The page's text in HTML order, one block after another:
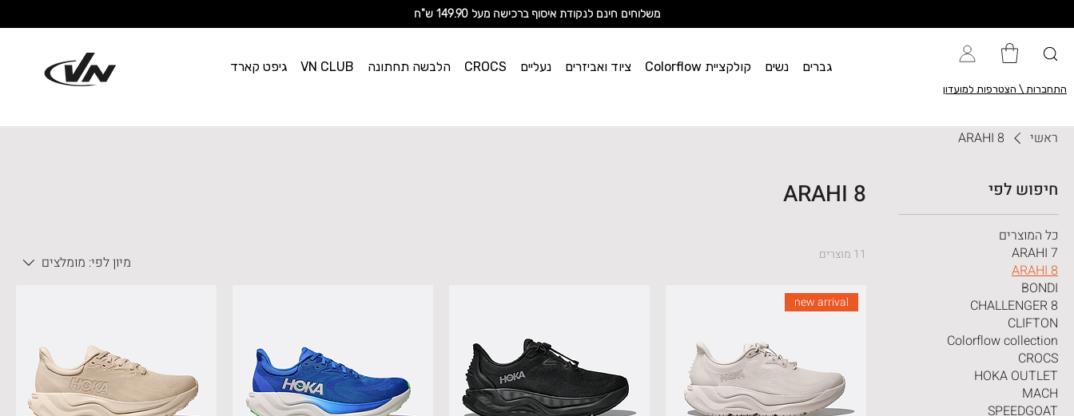
משלוחים חינם לנקודת איסוף ברכישה מעל 149.90 ש"ח
וי אן
גברים נשים קולקציית Colorflow ציוד ואביזרים נעליים CROCS הלבשה תחתונה VN CLUB גיפט קארד
התחברות \ הצטרפות למועדון
ראשי ARAHI 8
חיפוש לפי
כל המוצרים
ARAHI 7
ARAHI 8
BONDI
CHALLENGER 8
CLIFTON
Colorflow collection
CROCS
HOKA OUTLET
MACH
SPEEDGOAT
ARAHI 8
11 מוצרים מיון לפי: מומלצים
new arrival